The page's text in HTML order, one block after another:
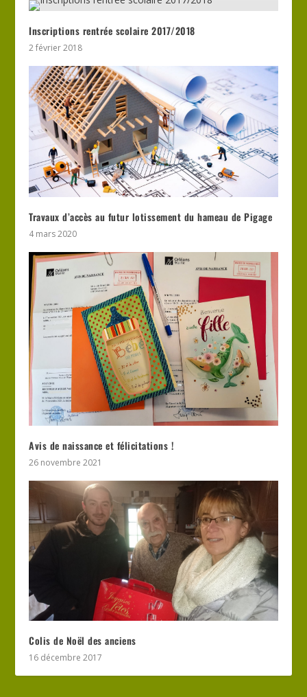
Inscriptions rentrée scolaire 2017/2018
2 février 2018
Travaux d’accès au futur lotissement du hameau de Pigage
4 mars 2020
Avis de naissance et félicitations !
26 novembre 2021
Colis de Noël des anciens
16 décembre 2017